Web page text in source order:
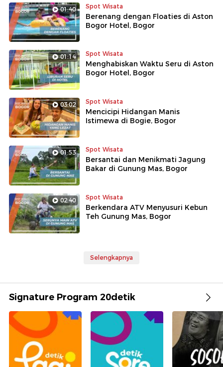
01:40 Spot Wisata
Berenang dengan Floaties di Aston
Bogor Hotel, Bogor
01:14 Spot Wisata
Menghabiskan Waktu Seru di Aston
Bogor Hotel, Bogor
03:02 Spot Wisata
Mencicipi Hidangan Manis
Istimewa di Bogie, Bogor
01:53 Spot Wisata
Bersantai dan Menikmati Jagung
Bakar di Gunung Mas, Bogor
02:40 Spot Wisata
Berkendara ATV Menyusuri Kebun
Teh Gunung Mas, Bogor
Selengkapnya
Signature Program 20detik